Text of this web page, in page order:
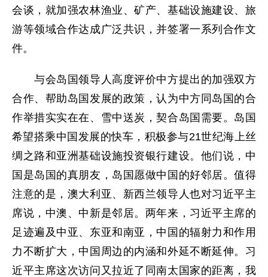
会谈，就加强农林渔业、矿产、基础设施建设、旅
游等领域合作达成广泛共识，并签署一系列合作文
件。
与会岛国领导人高度评价中方提出的加强双方
合作、帮助岛国发展的政策，认为中方同岛国的合
作举措实实在在、雪中送炭，契合岛国需要。岛国
希望搭乘中国发展的快车，积极参与21世纪海上丝
绸之路和亚洲基础设施投资银行建设。他们说，中
国是岛国的真朋友，岛国愿做中国的好邻居。值得
注意的是，澳大利亚、新西兰领导人也对习近平主
席说，中澳、中新是邻居。两年来，习近平主席的
足迹遍及中亚、东亚和南亚，中国的辐射力和作用
力不断扩大，中国周边的内涵和外延不断延伸。习
近平主席这次访问又拉近了同南太国家的距离，我